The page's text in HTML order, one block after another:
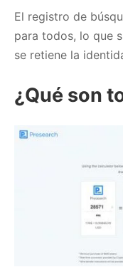
El registro de
para todos, lo que
se retiene la
¿Qué son